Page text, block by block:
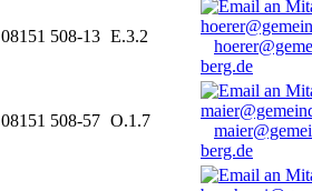
08151 508-13 E.3.2
berg.de
08151 508-57 O.1.7
berg.de